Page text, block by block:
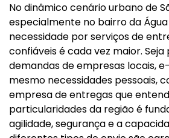
No dinâmico cenário urbano de
especialmente no bairro da Água
necessidade por serviços de
confiáveis é cada vez maior.
demandas de empresas locais,
mesmo necessidades pessoais,
empresa de entregas que
particularidades da região é
agilidade, segurança e a